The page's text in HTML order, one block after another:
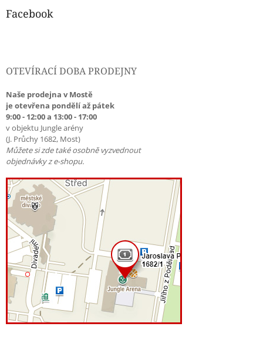
Facebook
OTEVÍRACÍ DOBA PRODEJNY
Naše prodejna v Mostě
je otevřena pondělí až pátek
9:00 - 12:00 a 13:00 - 17:00
v objektu Jungle arény
(J. Průchy 1682, Most)
Můžete si zde také osobně vyzvednout
objednávky z e-shopu.